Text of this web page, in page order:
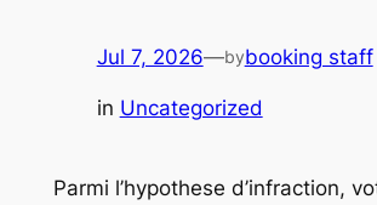
Jul 7, 2026—bybooking staff
in Uncategorized
Parmi l’hypothese d’infraction,